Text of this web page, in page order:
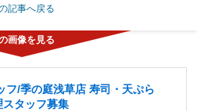
記事へ戻る
フ/季の庭浅草店 寿司・天ぷら
スタッフ募集